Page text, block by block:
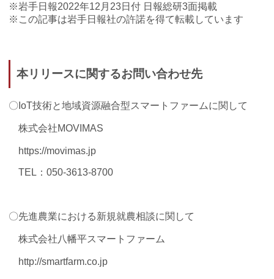
※岩手日報2022年12月23日付 日報総研3面掲載
※この記事は岩手日報社の許諾を得て転載しています
本リリースに関するお問い合わせ先
〇IoT技術と地域資源融合型スマートファームに関して
株式会社MOVIMAS
https://movimas.jp
TEL：050-3613-8700
〇先進農業における新規就農相談に関して
株式会社八幡平スマートファーム
http://smartfarm.co.jp